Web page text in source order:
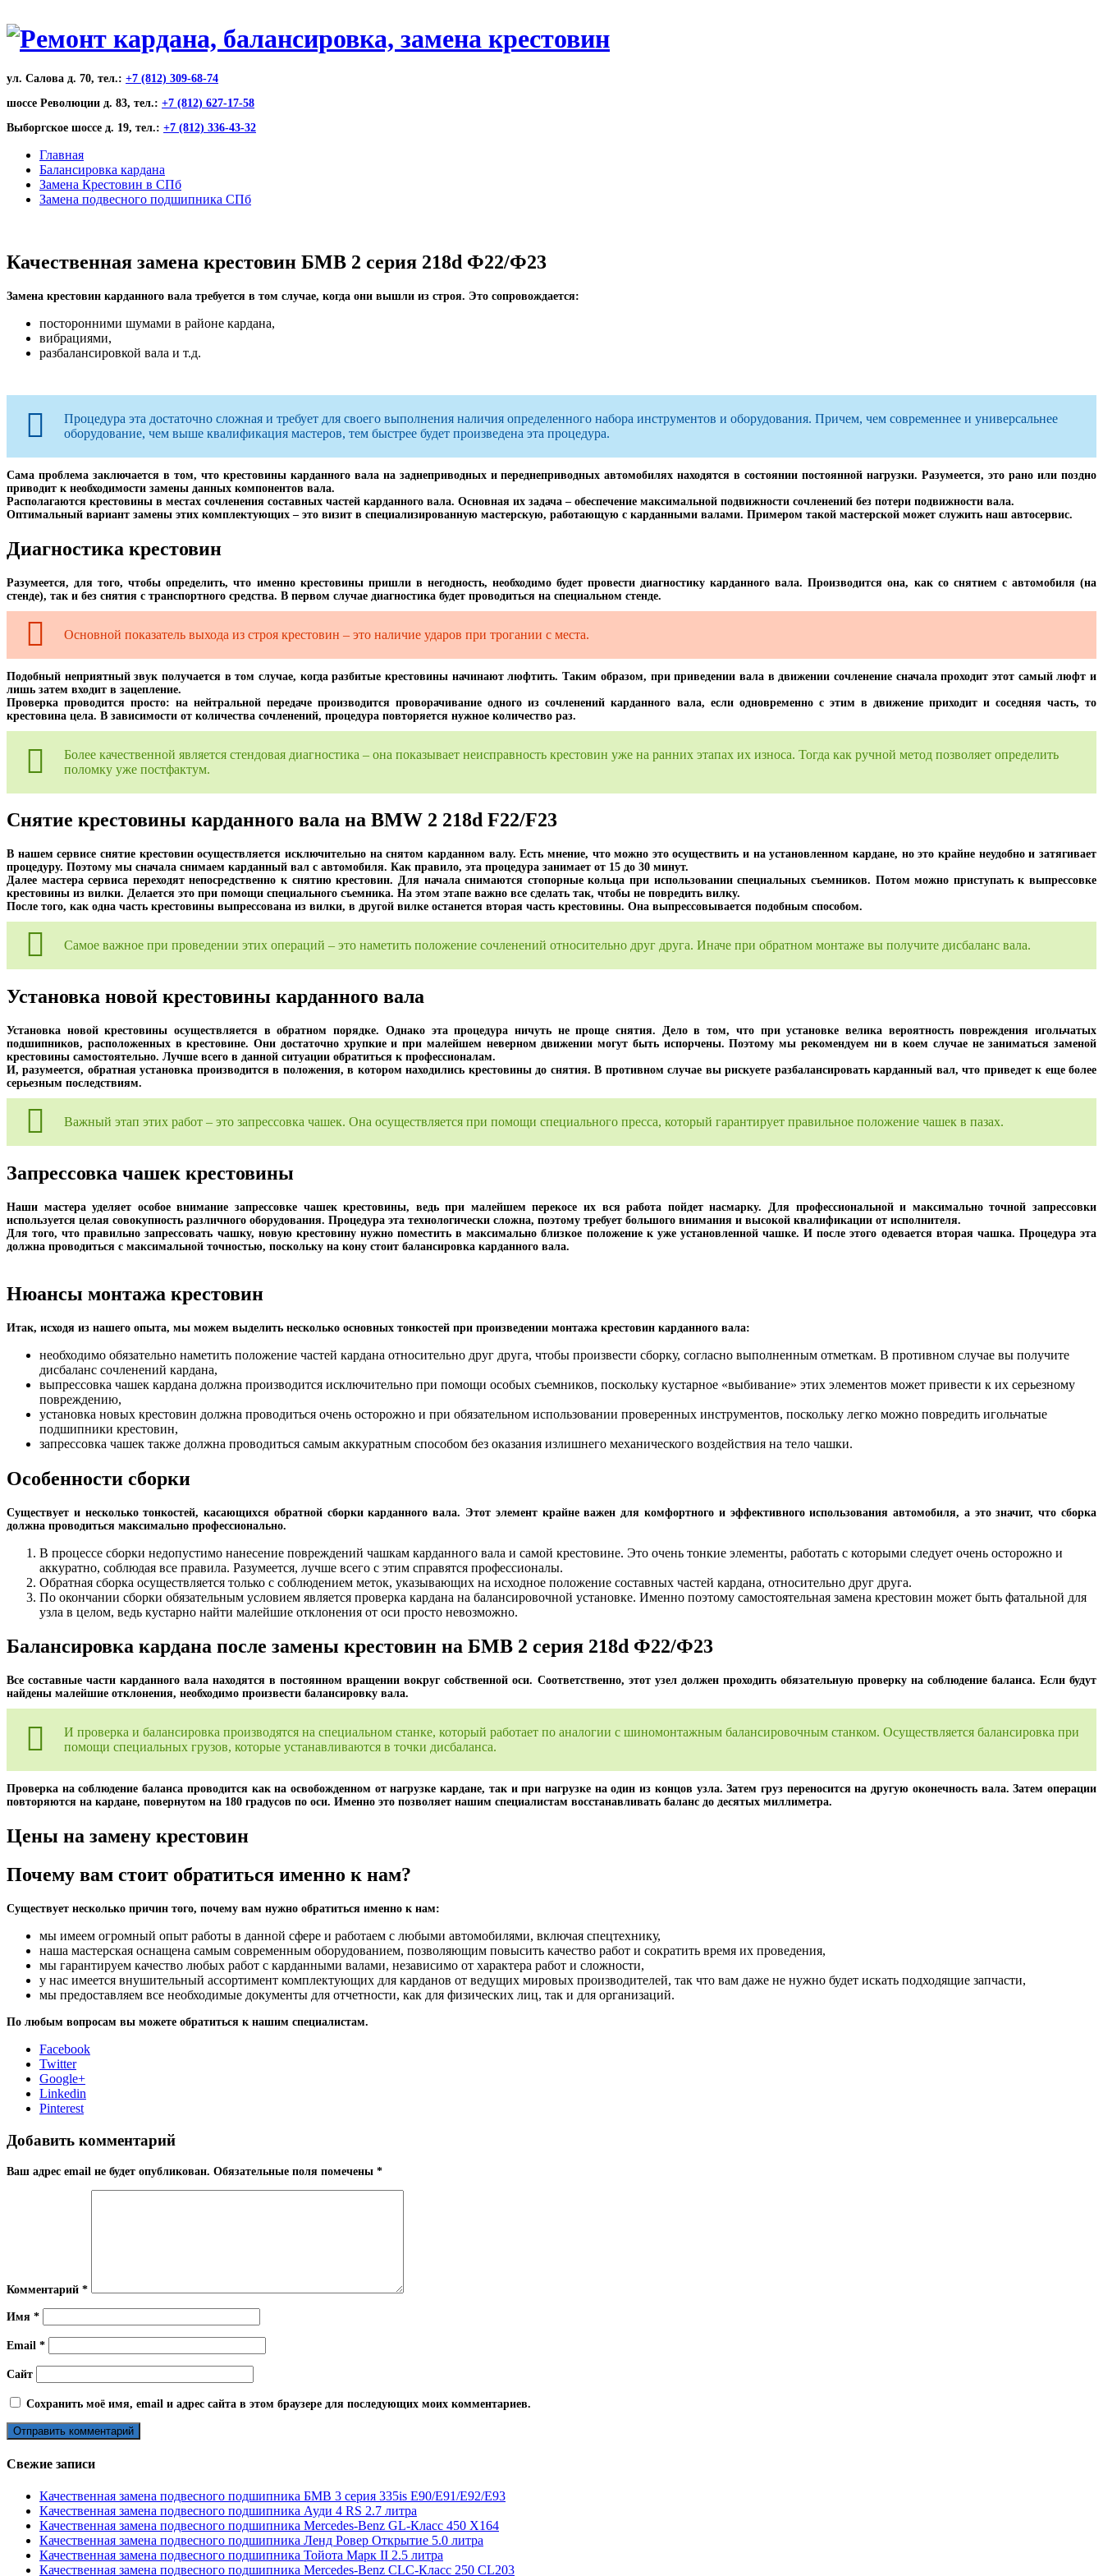
ул. Салова д. 70, тел.: +7 (812) 309-68-74
шоссе Революции д. 83, тел.: +7 (812) 627-17-58
Выборгское шоссе д. 19, тел.: +7 (812) 336-43-32
Главная
Балансировка кардана
Замена Крестовин в СПб
Замена подвесного подшипника СПб
Качественная замена крестовин БМВ 2 серия 218d Ф22/Ф23
Замена крестовин карданного вала требуется в том случае, когда они вышли из строя. Это сопровождается:
посторонними шумами в районе кардана,
вибрациями,
разбалансировкой вала и т.д.
Процедура эта достаточно сложная и требует для своего выполнения наличия определенного набора инструментов и оборудования. Причем, чем современнее и универсальнее
оборудование, чем выше квалификация мастеров, тем быстрее будет произведена эта процедура.
Сама проблема заключается в том, что крестовины карданного вала на заднеприводных и переднеприводных автомобилях находятся в состоянии постоянной нагрузки. Разумеется, это рано или поздно
приводит к необходимости замены данных компонентов вала.
Располагаются крестовины в местах сочленения составных частей карданного вала. Основная их задача – обеспечение максимальной подвижности сочленений без потери подвижности вала.
Оптимальный вариант замены этих комплектующих – это визит в специализированную мастерскую, работающую с карданными валами. Примером такой мастерской может служить наш автосервис.
Диагностика крестовин
Разумеется, для того, чтобы определить, что именно крестовины пришли в негодность, необходимо будет провести диагностику карданного вала. Производится она, как со снятием с автомобиля (на
стенде), так и без снятия с транспортного средства. В первом случае диагностика будет проводиться на специальном стенде.
Основной показатель выхода из строя крестовин – это наличие ударов при трогании с места.
Подобный неприятный звук получается в том случае, когда разбитые крестовины начинают люфтить. Таким образом, при приведении вала в движении сочленение сначала проходит этот самый люфт и
лишь затем входит в зацепление.
Проверка проводится просто: на нейтральной передаче производится проворачивание одного из сочленений карданного вала, если одновременно с этим в движение приходит и соседняя часть, то
крестовина цела. В зависимости от количества сочленений, процедура повторяется нужное количество раз.
Более качественной является стендовая диагностика – она показывает неисправность крестовин уже на ранних этапах их износа. Тогда как ручной метод позволяет определить
поломку уже постфактум.
Снятие крестовины карданного вала на BMW 2 218d F22/F23
В нашем сервисе снятие крестовин осуществляется исключительно на снятом карданном валу. Есть мнение, что можно это осуществить и на установленном кардане, но это крайне неудобно и затягивает
процедуру. Поэтому мы сначала снимаем карданный вал с автомобиля. Как правило, эта процедура занимает от 15 до 30 минут.
Далее мастера сервиса переходят непосредственно к снятию крестовин. Для начала снимаются стопорные кольца при использовании специальных съемников. Потом можно приступать к выпрессовке
крестовины из вилки. Делается это при помощи специального съемника. На этом этапе важно все сделать так, чтобы не повредить вилку.
После того, как одна часть крестовины выпрессована из вилки, в другой вилке останется вторая часть крестовины. Она выпрессовывается подобным способом.
Самое важное при проведении этих операций – это наметить положение сочленений относительно друг друга. Иначе при обратном монтаже вы получите дисбаланс вала.
Установка новой крестовины карданного вала
Установка новой крестовины осуществляется в обратном порядке. Однако эта процедура ничуть не проще снятия. Дело в том, что при установке велика вероятность повреждения игольчатых
подшипников, расположенных в крестовине. Они достаточно хрупкие и при малейшем неверном движении могут быть испорчены. Поэтому мы рекомендуем ни в коем случае не заниматься заменой
крестовины самостоятельно. Лучше всего в данной ситуации обратиться к профессионалам.
И, разумеется, обратная установка производится в положения, в котором находились крестовины до снятия. В противном случае вы рискуете разбалансировать карданный вал, что приведет к еще более
серьезным последствиям.
Важный этап этих работ – это запрессовка чашек. Она осуществляется при помощи специального пресса, который гарантирует правильное положение чашек в пазах.
Запрессовка чашек крестовины
Наши мастера уделяет особое внимание запрессовке чашек крестовины, ведь при малейшем перекосе их вся работа пойдет насмарку. Для профессиональной и максимально точной запрессовки
используется целая совокупность различного оборудования. Процедура эта технологически сложна, поэтому требует большого внимания и высокой квалификации от исполнителя.
Для того, что правильно запрессовать чашку, новую крестовину нужно поместить в максимально близкое положение к уже установленной чашке. И после этого одевается вторая чашка. Процедура эта
должна проводиться с максимальной точностью, поскольку на кону стоит балансировка карданного вала.
Нюансы монтажа крестовин
Итак, исходя из нашего опыта, мы можем выделить несколько основных тонкостей при произведении монтажа крестовин карданного вала:
необходимо обязательно наметить положение частей кардана относительно друг друга, чтобы произвести сборку, согласно выполненным отметкам. В противном случае вы получите
дисбаланс сочленений кардана,
выпрессовка чашек кардана должна производится исключительно при помощи особых съемников, поскольку кустарное «выбивание» этих элементов может привести к их серьезному
повреждению,
установка новых крестовин должна проводиться очень осторожно и при обязательном использовании проверенных инструментов, поскольку легко можно повредить игольчатые
подшипники крестовин,
запрессовка чашек также должна проводиться самым аккуратным способом без оказания излишнего механического воздействия на тело чашки.
Особенности сборки
Существует и несколько тонкостей, касающихся обратной сборки карданного вала. Этот элемент крайне важен для комфортного и эффективного использования автомобиля, а это значит, что сборка
должна проводиться максимально профессионально.
В процессе сборки недопустимо нанесение повреждений чашкам карданного вала и самой крестовине. Это очень тонкие элементы, работать с которыми следует очень осторожно и
аккуратно, соблюдая все правила. Разумеется, лучше всего с этим справятся профессионалы.
Обратная сборка осуществляется только с соблюдением меток, указывающих на исходное положение составных частей кардана, относительно друг друга.
По окончании сборки обязательным условием является проверка кардана на балансировочной установке. Именно поэтому самостоятельная замена крестовин может быть фатальной для
узла в целом, ведь кустарно найти малейшие отклонения от оси просто невозможно.
Балансировка кардана после замены крестовин на БМВ 2 серия 218d Ф22/Ф23
Все составные части карданного вала находятся в постоянном вращении вокруг собственной оси. Соответственно, этот узел должен проходить обязательную проверку на соблюдение баланса. Если будут
найдены малейшие отклонения, необходимо произвести балансировку вала.
И проверка и балансировка производятся на специальном станке, который работает по аналогии с шиномонтажным балансировочным станком. Осуществляется балансировка при
помощи специальных грузов, которые устанавливаются в точки дисбаланса.
Проверка на соблюдение баланса проводится как на освобожденном от нагрузке кардане, так и при нагрузке на один из концов узла. Затем груз переносится на другую оконечность вала. Затем операции
повторяются на кардане, повернутом на 180 градусов по оси. Именно это позволяет нашим специалистам восстанавливать баланс до десятых миллиметра.
Цены на замену крестовин
Почему вам стоит обратиться именно к нам?
Существует несколько причин того, почему вам нужно обратиться именно к нам:
мы имеем огромный опыт работы в данной сфере и работаем с любыми автомобилями, включая спецтехнику,
наша мастерская оснащена самым современным оборудованием, позволяющим повысить качество работ и сократить время их проведения,
мы гарантируем качество любых работ с карданными валами, независимо от характера работ и сложности,
у нас имеется внушительный ассортимент комплектующих для карданов от ведущих мировых производителей, так что вам даже не нужно будет искать подходящие запчасти,
мы предоставляем все необходимые документы для отчетности, как для физических лиц, так и для организаций.
По любым вопросам вы можете обратиться к нашим специалистам.
Facebook
Twitter
Google+
Linkedin
Pinterest
Добавить комментарий
Ваш адрес email не будет опубликован. Обязательные поля помечены *
Комментарий *
Имя *
Email *
Сайт
Сохранить моё имя, email и адрес сайта в этом браузере для последующих моих комментариев.
Свежие записи
Качественная замена подвесного подшипника БМВ 3 серия 335is E90/E91/E92/E93
Качественная замена подвесного подшипника Ауди 4 RS 2.7 литра
Качественная замена подвесного подшипника Mercedes-Benz GL-Класс 450 X164
Качественная замена подвесного подшипника Ленд Ровер Открытие 5.0 литра
Качественная замена подвесного подшипника Тойота Марк II 2.5 литра
Качественная замена подвесного подшипника Mercedes-Benz CLC-Класс 250 CL203